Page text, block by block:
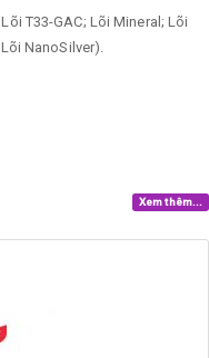
T33-GAC; Lõi Mineral; Lõi
NanoSilver).
Xem thêm...